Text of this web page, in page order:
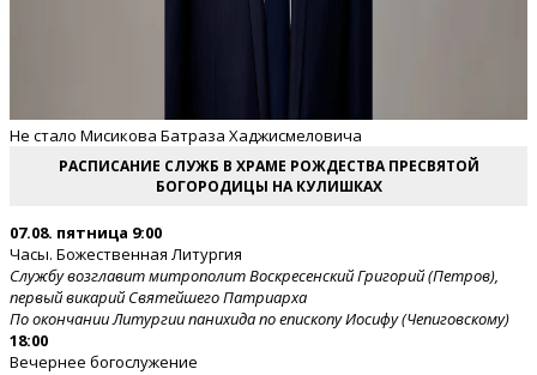
Не стало Мисикова Батраза Хаджисмеловича
РАСПИСАНИЕ СЛУЖБ В ХРАМЕ РОЖДЕСТВА ПРЕСВЯТОЙ
БОГОРОДИЦЫ НА КУЛИШКАХ
07.08. пятница 9:00
Часы. Божественная Литургия
Службу возглавит митрополит Воскресенский Григорий (Петров),
первый викарий Святейшего Патриарха
По окончании Литургии панихида по епископу Иосифу (Чепиговскому)
18:00
Вечернее богослужение